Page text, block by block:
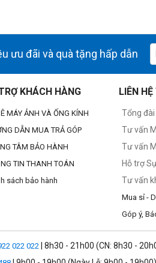
ưu đãi và quà tặng hấp dẫn
KHÁCH HÀNG
MÁY ẢNH VÀ ỐNG KÍNH
DẪN MUA TRẢ GÓP
TÂM BẢO HÀNH
TIN THANH TOÁN
sách bảo hành
LIÊN
Tổng đài
Tư vấn
Tư vấn
Hỗ trợ
Tư vấn
Mua sỉ -
Góp ý,
022 022 | 8h30 - 21h00 (CN: 8h30 -